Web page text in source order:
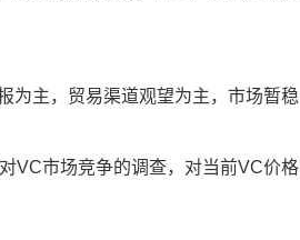
为主，贸易渠道观望为主，市场暂稳
VC市场竞争的调查，对当前VC价格